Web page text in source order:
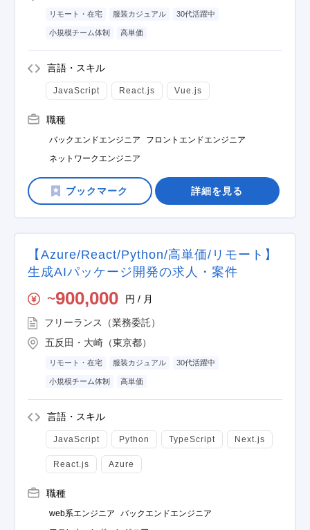
リモート・在宅 服装カジュアル 30代活躍中
小規模チーム体制 高単価
言語・スキル
JavaScript React.js Vue.js
職種
バックエンドエンジニア
フロントエンドエンジニア
ネットワークエンジニア
詳細を見る
【Azure/React/Python/高単価/リモート】
生成AIパッケージ開発の求人・案件
〜900,000 円 / 月
フリーランス（業務委託）
五反田・大崎（東京都）
リモート・在宅 服装カジュアル 30代活躍中
小規模チーム体制 高単価
言語・スキル
JavaScript Python TypeScript Next.js
React.js Azure
職種
web系エンジニア
バックエンドエンジニア